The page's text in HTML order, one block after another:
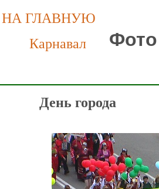
НА ГЛАВНУЮ
Карнавал
Фото
День города